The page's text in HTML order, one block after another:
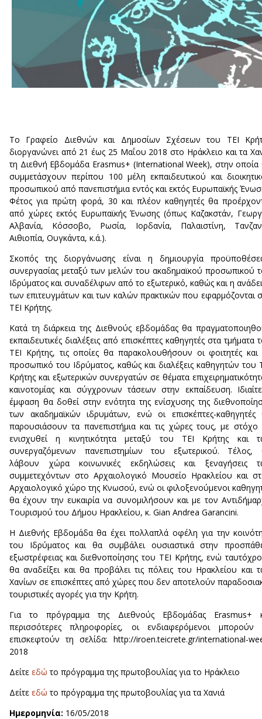
Το Γραφείο Διεθνών και Δημοσίων Σχέσεων του ΤΕΙ
διοργανώνει από 21 έως 25 Μαΐου 2018 στο Ηράκλειο και τα
τη Διεθνή Εβδομάδα Erasmus+ (International Week), στην οποία
συμμετάσχουν περίπου 100 μέλη εκπαιδευτικού και
προσωπικού από πανεπιστήμια εντός και εκτός Ευρωπαϊκής
Φέτος για πρώτη φορά, 30 και πλέον καθηγητές θα
από χώρες εκτός Ευρωπαϊκής Ένωσης (όπως Καζακστάν,
Αλβανία, Κόσσοβο, Ρωσία, Ιορδανία, Παλαιστίνη,
Αιθιοπία, Ουγκάντα, κ.ά.).
Σκοπός της διοργάνωσης είναι η δημιουργία
συνεργασίας μεταξύ των μελών του ακαδημαϊκού προσωπικού
Ιδρύματος και συναδέλφων από το εξωτερικό, καθώς και η
των επιτευγμάτων και των καλών πρακτικών που εφαρμόζονται
ΤΕΙ Κρήτης.
Κατά τη διάρκεια της Διεθνούς εβδομάδας θα
εκπαιδευτικές διαλέξεις από επισκέπτες καθηγητές στα τμήματα
ΤΕΙ Κρήτης, τις οποίες θα παρακολουθήσουν οι φοιτητές και
προσωπικό του Ιδρύματος, καθώς και διαλέξεις καθηγητών του
Κρήτης και εξωτερικών συνεργατών σε θέματα
καινοτομίας και σύγχρονων τάσεων στην εκπαίδευση.
έμφαση θα δοθεί στην ενότητα της ενίσχυσης της
των ακαδημαϊκών ιδρυμάτων, ενώ οι επισκέπτες-καθηγητές
παρουσιάσουν τα πανεπιστήμια και τις χώρες τους, με στόχο
ενισχυθεί η κινητικότητα μεταξύ του ΤΕΙ Κρήτης και
συνεργαζόμενων πανεπιστημίων του εξωτερικού. Τέλος,
λάβουν χώρα κοινωνικές εκδηλώσεις και ξεναγήσεις
συμμετεχόντων στο Αρχαιολογικό Μουσείο Ηρακλείου και
Αρχαιολογικό χώρο της Κνωσού, ενώ οι φιλοξενούμενοι
θα έχουν την ευκαιρία να συνομιλήσουν και με τον
Τουρισμού του Δήμου Ηρακλείου, κ. Gian Andrea Garancini.
Η Διεθνής Εβδομάδα θα έχει πολλαπλά οφέλη για την
του Ιδρύματος και θα συμβάλει ουσιαστικά στην
εξωστρέφειας και διεθνοποίησης του ΤΕΙ Κρήτης, ενώ
θα αναδείξει και θα προβάλει τις πόλεις του Ηρακλείου και
Χανίων σε επισκέπτες από χώρες που δεν αποτελούν
τουριστικές αγορές για την Κρήτη.
Για το πρόγραμμα της Διεθνούς Εβδομάδας Erasmus+
περισσότερες πληροφορίες, οι ενδιαφερόμενοι μπορούν
επισκεφτούν τη σελίδα: http://iroen.teicrete.gr/international-
2018
Δείτε εδώ το πρόγραμμα της πρωτοβουλίας για το Ηράκλειο
Δείτε εδώτο πρόγραμμα της πρωτοβουλίας για τα Χανιά
Ημερομηνία: 16/05/2018